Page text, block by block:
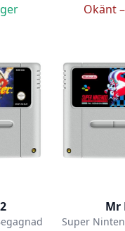
Okänt –
Mr
Super